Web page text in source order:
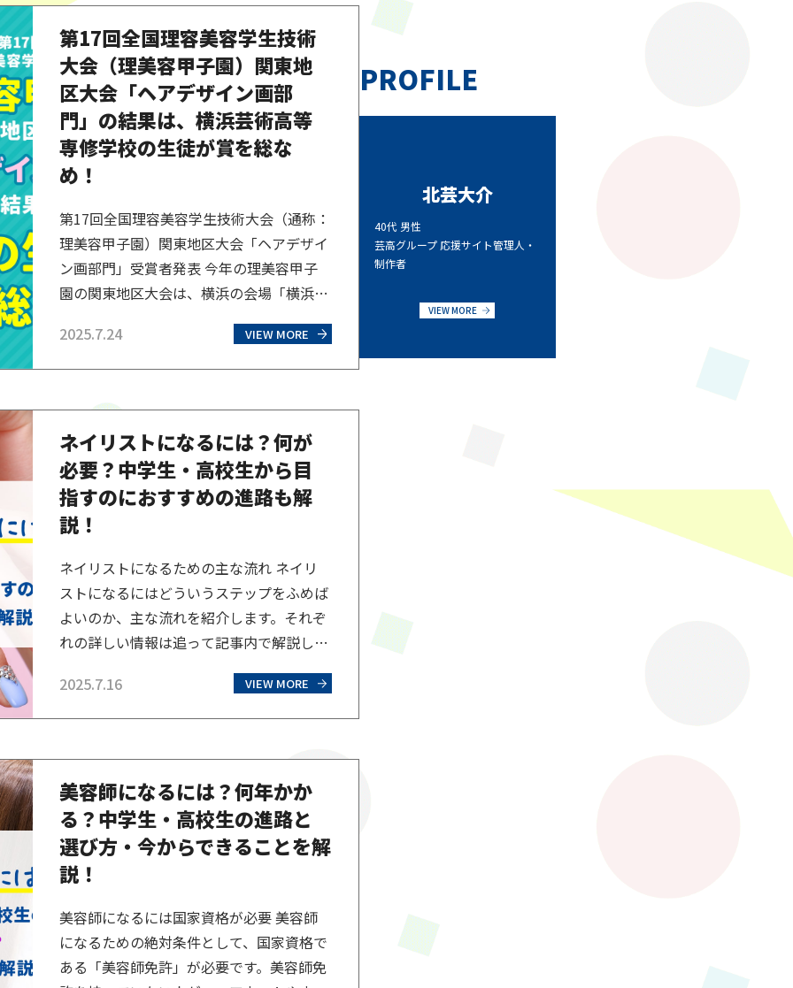
変わってきています。マイナスのイメージ
を持つ理由はなぜなのか、また、実際はど
うなのかを一つひとつ…
第17回全国理容美容学生技術
大会（理美容甲子園）関東地
区大会「ヘアデザイン画部
門」の結果は、横浜芸術高等
専修学校の生徒が賞を総な
め！
第17回全国理容美容学生技術大会（通称：
理美容甲子園）関東地区大会「ヘアデザイ
ン画部門」受賞者発表 今年の理美容甲子
園の関東地区大会は、横浜の会場「横浜
熱い戦いが繰り広がられました。競技種目
のひとつ「ヘアデザイン画部門」中学・高
称：横芸）ではこれまで美容師コースの生
徒が取り組んでいましたが、今年は美術
コース、マンガ・イラ…
2025.7.24 VIEW MORE
ネイリストになるには？何が
必要？中学生・高校生から目
指すのにおすすめの進路も解
説！
ネイリストになるための主な流れ ネイリ
ストになるにはどういうステップをふめば
よいのか、主な流れを紹介します。それぞ
れの詳しい情報は追って記事内で解説して
に入れておきましょう。 ネイルの知識・技
術を学び習得する ネイリストになるため
を習得する必要があります。ネイルケア、
ネイルアート、衛生管理など、幅広い知識
と技術が求められま…
2025.7.16 VIEW MORE
美容師になるには？何年かか
る？中学生・高校生の進路と
選び方・今からできることを解
説！
美容師になるには国家資格が必要 美容師
になるための絶対条件として、国家資格で
ある「美容師免許」が必要です。美容師免
PROFILE
北芸大介
40代 男性
芸高グループ 応援サイト管理人・
制作者
VIEW MORE